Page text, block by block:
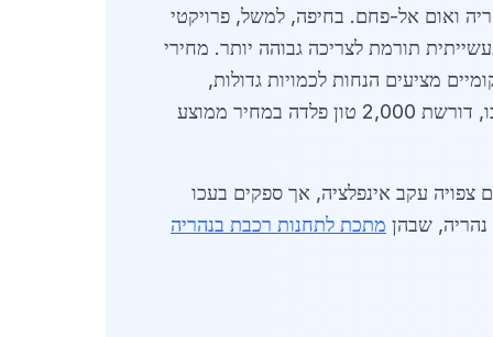
ואום אל-פחם. בחיפה, למשל, פרויקטי
תורמת לצריכה גבוהה יותר. מחירי
לוחות מבניים מגיעים ל-6,500 ש"ח לטון. ספקים מקומיים מציעים הנחות לכמויות גדולות,
במיוחד לפרויקטים ציבוריים. לדוגמה, ב-2026, חברת רכבת ישראל פרסמה מכרזים לבניית תוספות לתחנת עכו, דורשת 2,000 טון פלדה במחיר ממוצע
כמו מחירי הברזל בסין ומשלוחים מאירופה. ב-2026, עלייה של 10% במחירים צפויה עקב אינפלציה, אך ספקים בעכו
נהריה, שבהן מתכת לתחנות רכבת בנהריה